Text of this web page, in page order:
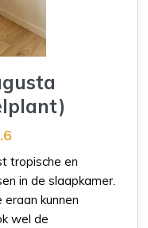
tropische en
in de slaapkamer.
kunnen
wel de